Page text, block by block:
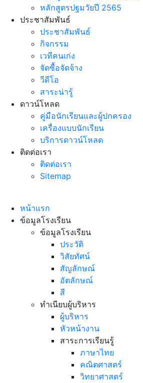
หลักสูตรปฐมวัยปี 2565
ประชาสัมพันธ์
ประชาสัมพันธ์
กิจกรรม
เวทีคนเก่ง
จัดซื้อจัดจ้าง
วีดีโอ
สาระน่ารู้
ดาวน์โหลด
คู่มือนักเรียนและผู้ปกครอง
เครื่องแบบนักเรียน
บริการดาวน์โหลด
ติดต่อเรา
ติดต่อเรา
Sitemap
หน้าแรก
ข้อมูลโรงเรียน
ข้อมูลโรงเรียน
ประวัติ
วิสัยทัศน์
สัญลักษณ์
อัตลักษณ์
สี
ทำเนียบผู้บริหาร
ผู้บริหาร
หัวหน้างาน
สาระการเรียนรู้
ภาษาไทย
คณิตศาสตร์
วิทยาศาสตร์